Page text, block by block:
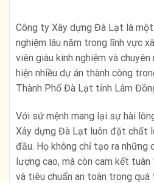
Công ty Xây dựng Đà Lạt là
nghiệm lâu năm trong lĩnh vực
viên giàu kinh nghiệm và
hiện nhiều dự án thành công
Thành Phố Đà Lạt tỉnh Lâm
Với sứ mệnh mang lại sự hài
Xây dựng Đà Lạt luôn đặt chất
đầu. Họ không chỉ tạo ra những
lượng cao, mà còn cam kết
và tiêu chuẩn an toàn trong quá